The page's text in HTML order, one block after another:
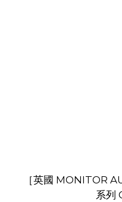
［英國 MONITOR
系列